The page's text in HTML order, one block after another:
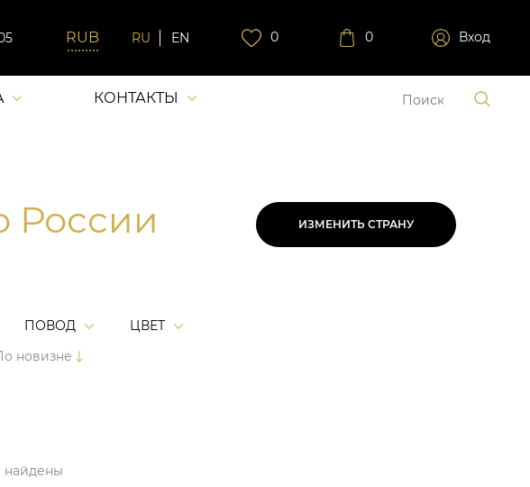
RU EN 0 0 Вход
КОНТАКТЫ
России ИЗМЕНИТЬ СТРАНУ
ПОВОД
ЦВЕТ
новизне
найдены